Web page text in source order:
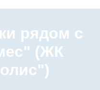
рядом с
(ЖК